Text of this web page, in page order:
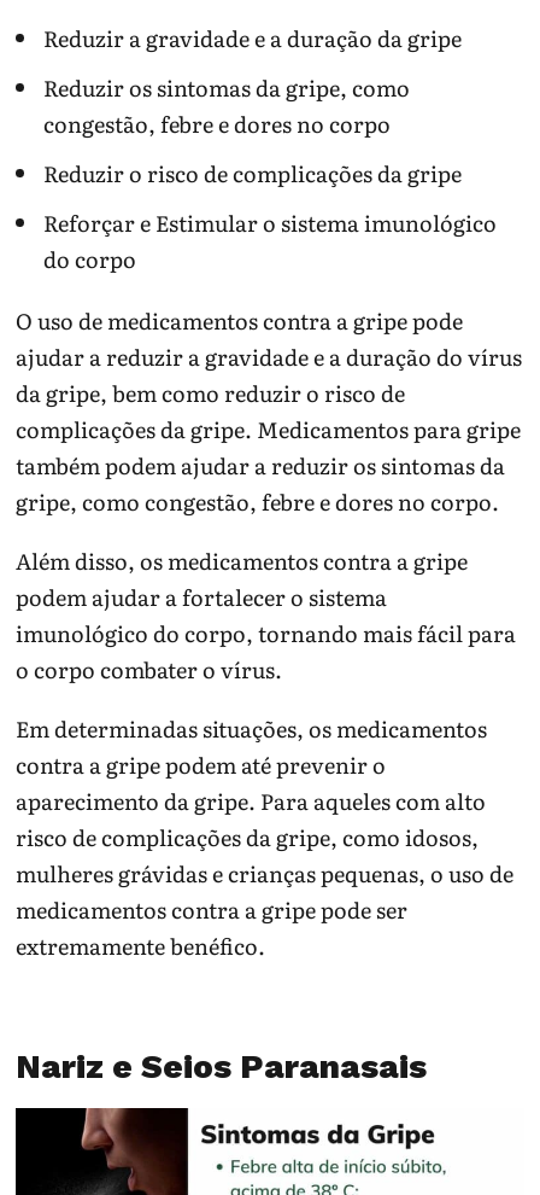
Reduzir a gravidade e a duração da gripe
Reduzir os sintomas da gripe, como
congestão, febre e dores no corpo
Reduzir o risco de complicações da gripe
Reforçar e Estimular o sistema imunológico
do corpo
O uso de medicamentos contra a gripe pode
ajudar a reduzir a gravidade e a duração do vírus
da gripe, bem como reduzir o risco de
complicações da gripe. Medicamentos para gripe
também podem ajudar a reduzir os sintomas da
gripe, como congestão, febre e dores no corpo.
Além disso, os medicamentos contra a gripe
podem ajudar a fortalecer o sistema
imunológico do corpo, tornando mais fácil para
o corpo combater o vírus.
Em determinadas situações, os medicamentos
contra a gripe podem até prevenir o
aparecimento da gripe. Para aqueles com alto
risco de complicações da gripe, como idosos,
mulheres grávidas e crianças pequenas, o uso de
medicamentos contra a gripe pode ser
extremamente benéfico.
Nariz e Seios Paranasais